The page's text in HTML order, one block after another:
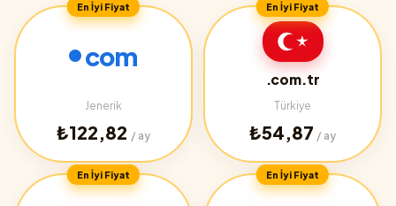
En İyi Fiyat
com
Jenerik
₺122,82 / ay
En İyi Fiyat
.com.tr
Türkiye
₺54,87 / ay
En İyi Fiyat En İyi Fiyat